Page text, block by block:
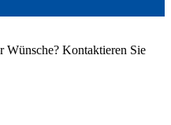
Wünsche? Kontaktieren Sie